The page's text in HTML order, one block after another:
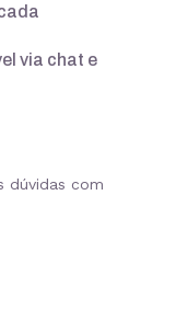
via chat e
dúvidas com